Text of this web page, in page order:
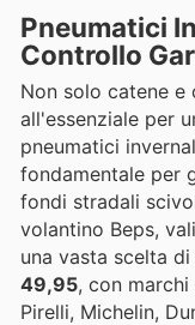
Pneumatici
Controllo
Non solo catene e
all'essenziale per
pneumatici
fondamentale per
fondi stradali
volantino Beps,
una vasta scelta
49,95, con
Pirelli, Michelin,